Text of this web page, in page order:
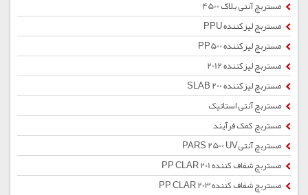
مستربچ آنتی بلاک 4500
مستربچ لیزکننده PPU
مستربچ لیزکننده PP500
مستربچ لیزکننده 2012
مستربچ لیزکننده SLAB 200
مستربچ آنتی استاتیک
مستربچ کمک فرآیند
مستربچ آنتیPARS 2500 UV
مستربچ شفاف کننده PP CLAR 201
مستربچ شفاف کننده PP CLAR 203